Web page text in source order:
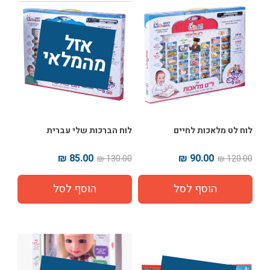
לוח לט מלאכות לחיים
120.00 ₪
90.00 ₪
אז
ל
מ
ה
מ
ל
אי
לוח הברכות שלי עברית
130.00 ₪
85.00 ₪